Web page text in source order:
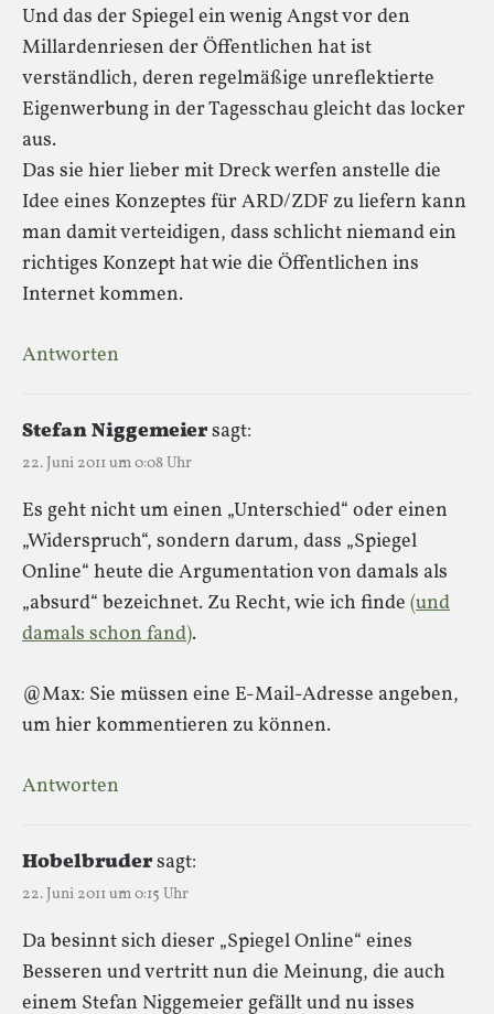
Und das der Spiegel ein wenig Angst vor den
Millardenriesen der Öffentlichen hat ist
verständlich, deren regelmäßige unreflektierte
Eigenwerbung in der Tagesschau gleicht das locker
aus.
Das sie hier lieber mit Dreck werfen anstelle die
Idee eines Konzeptes für ARD/ZDF zu liefern kann
man damit verteidigen, dass schlicht niemand ein
richtiges Konzept hat wie die Öffentlichen ins
Internet kommen.
Antworten
Stefan Niggemeiersagt:
22. Juni 2011 um 0:08 Uhr
Es geht nicht um einen „Unterschied“ oder einen
„Widerspruch“, sondern darum, dass „Spiegel
Online“ heute die Argumentation von damals als
„absurd“ bezeichnet. Zu Recht, wie ich finde (und
damals schon fand).
@Max: Sie müssen eine E-Mail-Adresse angeben,
um hier kommentieren zu können.
Antworten
Hobelbrudersagt:
22. Juni 2011 um 0:15 Uhr
Da besinnt sich dieser „Spiegel Online“ eines
Besseren und vertritt nun die Meinung, die auch
einem Stefan Niggemeier gefällt und nu isses